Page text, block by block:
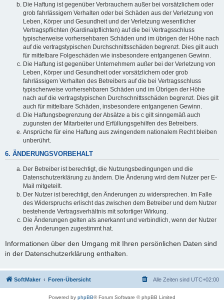
Die Haftung ist gegenüber Verbrauchern außer bei vorsätzlichem oder
grob fahrlässigem Verhalten oder bei Schäden aus der Verletzung von
Leben, Körper und Gesundheit und der Verletzung wesentlicher
Vertragspflichten (Kardinalpflichten) auf die bei Vertragsschluss
typischerweise vorhersehbaren Schäden und im übrigen der Höhe nach
auf die vertragstypischen Durchschnittsschäden begrenzt. Dies gilt auch
für mittelbare Folgeschäden wie insbesondere entgangenen Gewinn.
Die Haftung ist gegenüber Unternehmern außer bei der Verletzung von
Leben, Körper und Gesundheit oder vorsätzlichem oder grob
fahrlässigem Verhalten des Betreibers auf die bei Vertragsschluss
typischerweise vorhersehbaren Schäden und im Übrigen der Höhe
nach auf die vertragstypischen Durchschnittsschäden begrenzt. Dies gilt
auch für mittelbare Schäden, insbesondere entgangenen Gewinn.
Die Haftungsbegrenzung der Absätze a bis c gilt sinngemäß auch
zugunsten der Mitarbeiter und Erfüllungsgehilfen des Betreibers.
Ansprüche für eine Haftung aus zwingendem nationalem Recht bleiben
unberührt.
6. ÄNDERUNGSVORBEHALT
Der Betreiber ist berechtigt, die Nutzungsbedingungen und die
Datenschutzerklärung zu ändern. Die Änderung wird dem Nutzer per E-
Mail mitgeteilt.
Der Nutzer ist berechtigt, den Änderungen zu widersprechen. Im Falle
des Widerspruchs erlischt das zwischen dem Betreiber und dem Nutzer
bestehende Vertragsverhältnis mit sofortiger Wirkung.
Die Änderungen gelten als anerkannt und verbindlich, wenn der Nutzer
den Änderungen zugestimmt hat.
Informationen über den Umgang mit Ihren persönlichen Daten sind
in der Datenschutzerklärung enthalten.
SoftMaker Foren-Übersicht Alle Zeiten sind UTC+02:00
Powered by phpBB® Forum Software © phpBB Limited